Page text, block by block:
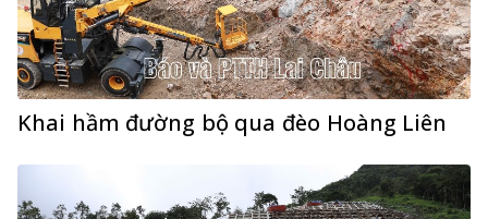
Khai hầm đường bộ qua đèo Hoàng Liên